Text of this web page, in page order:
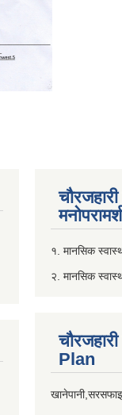
१. मानसिक
२. मानसिक
Plan